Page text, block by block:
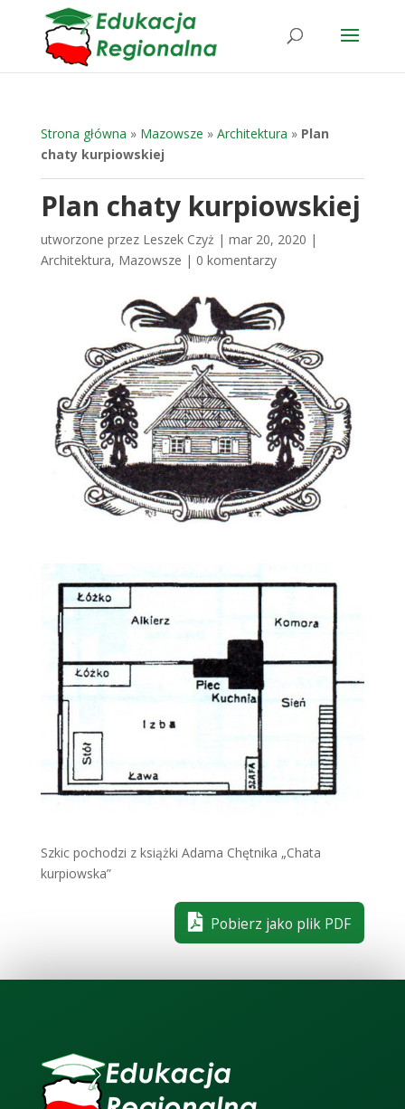
Strona główna » Mazowsze » Architektura » Plan
chaty kurpiowskiej
Plan chaty kurpiowskiej
utworzone przez Leszek Czyż | mar 20, 2020 |
Architektura, Mazowsze | 0 komentarzy
Szkic pochodzi z książki Adama Chętnika „Chata
kurpiowska”
Pobierz jako plik PDF